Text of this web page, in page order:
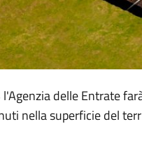
delle Entrate
nella superficie del